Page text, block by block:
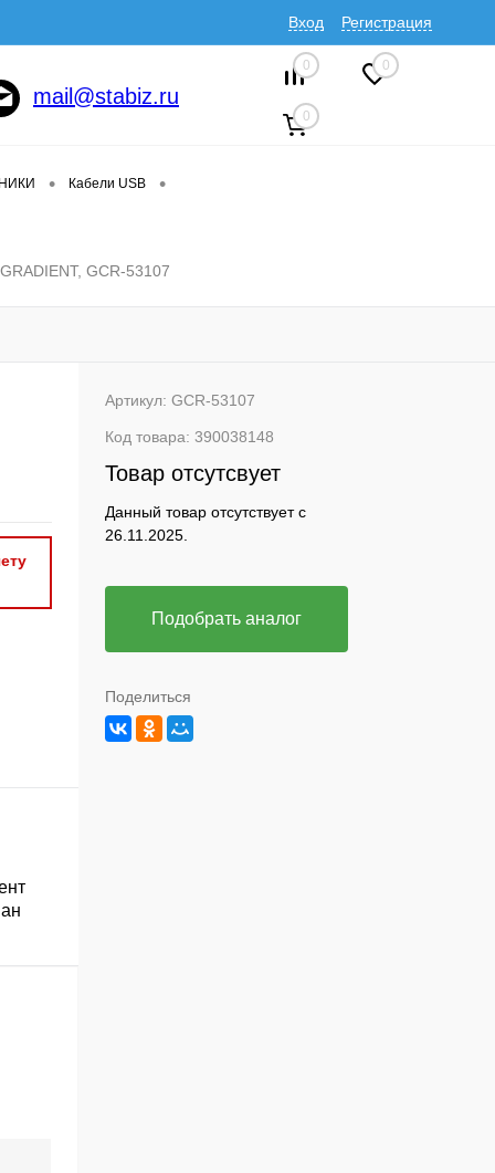
Вход Регистрация
mail@stabiz.ru
0 0
0
• Кабели USB •
GCR-53107
Артикул: GCR-53107
Код товара: 390038148
Товар отсутсвует
Данный товар отсутствует с
26.11.2025.
Подобрать аналог
Поделиться